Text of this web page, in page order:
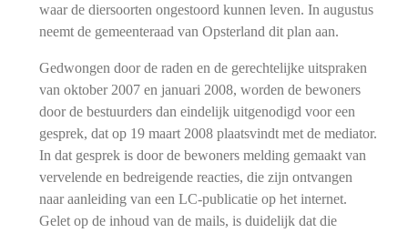
waar de diersoorten ongestoord kunnen leven. In augustus
neemt de gemeenteraad van Opsterland dit plan aan.
Gedwongen door de raden en de gerechtelijke uitspraken
van oktober 2007 en januari 2008, worden de bewoners
door de bestuurders dan eindelijk uitgenodigd voor een
gesprek, dat op 19 maart 2008 plaatsvindt met de mediator.
In dat gesprek is door de bewoners melding gemaakt van
vervelende en bedreigende reacties, die zijn ontvangen
naar aanleiding van een LC-publicatie op het internet.
Gelet op de inhoud van de mails, is duidelijk dat die